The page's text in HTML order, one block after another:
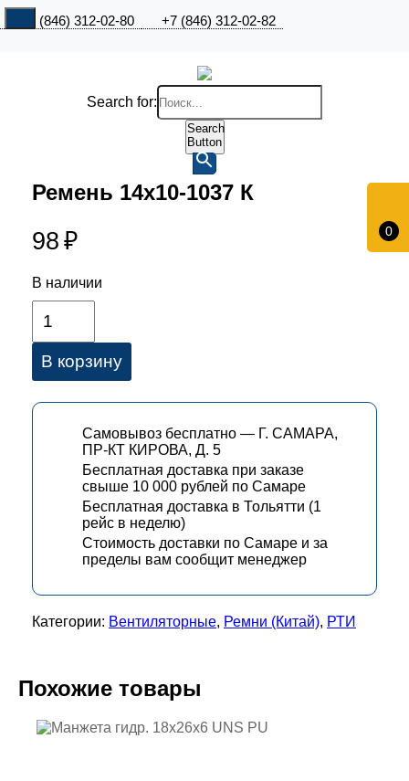
+7 (846) 312-02-80 +7 (846) 312-02-82
0
Search for:
Search
Button
Ремень 14х10-1037 К
98 ₽
В наличии
В корзину
Самовывоз бесплатно — Г. САМАРА,
ПР-КТ КИРОВА, Д. 5
Бесплатная доставка при заказе
свыше 10 000 рублей по Самаре
Бесплатная доставка в Тольятти (1
рейс в неделю)
Стоимость доставки по Самаре и за
пределы вам сообщит менеджер
Категории: Вентиляторные, Ремни (Китай), РТИ
Похожие товары